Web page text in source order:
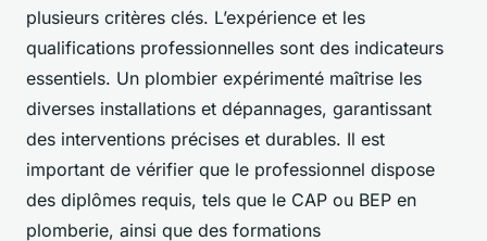
plusieurs critères clés. L’expérience et les
qualifications professionnelles sont des indicateurs
essentiels. Un plombier expérimenté maîtrise les
diverses installations et dépannages, garantissant
des interventions précises et durables. Il est
important de vérifier que le professionnel dispose
des diplômes requis, tels que le CAP ou BEP en
plomberie, ainsi que des formations